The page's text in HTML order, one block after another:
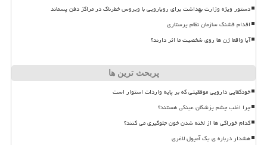
دستور ویژه وزارت بهداشت برای رویارویی با ویروس خطرناک در مراکز دفن پسماند
اقدام قشنگ سازمان نظام پرستاری
آیا واقعا ژن ها روی شخصیت ما اثر دارند؟
پربحث ترین ها
خودکفایی دارویی موفقیتی که بر پایه واردات استوار است
چرا اغلب چشم پزشکان عینکی هستند؟
کدام خوراکی ها از لخته شدن خون جلوگیری می کنند؟
هشدار درباره ی یک آمپول لاغری